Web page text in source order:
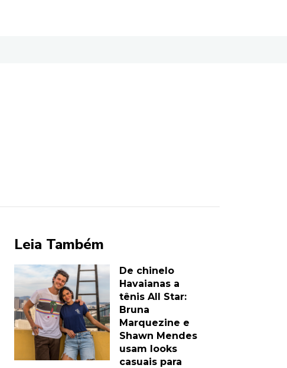
Leia Também
De chinelo
Havaianas a
tênis All Star:
Bruna
Marquezine e
Shawn Mendes
usam looks
casuais para